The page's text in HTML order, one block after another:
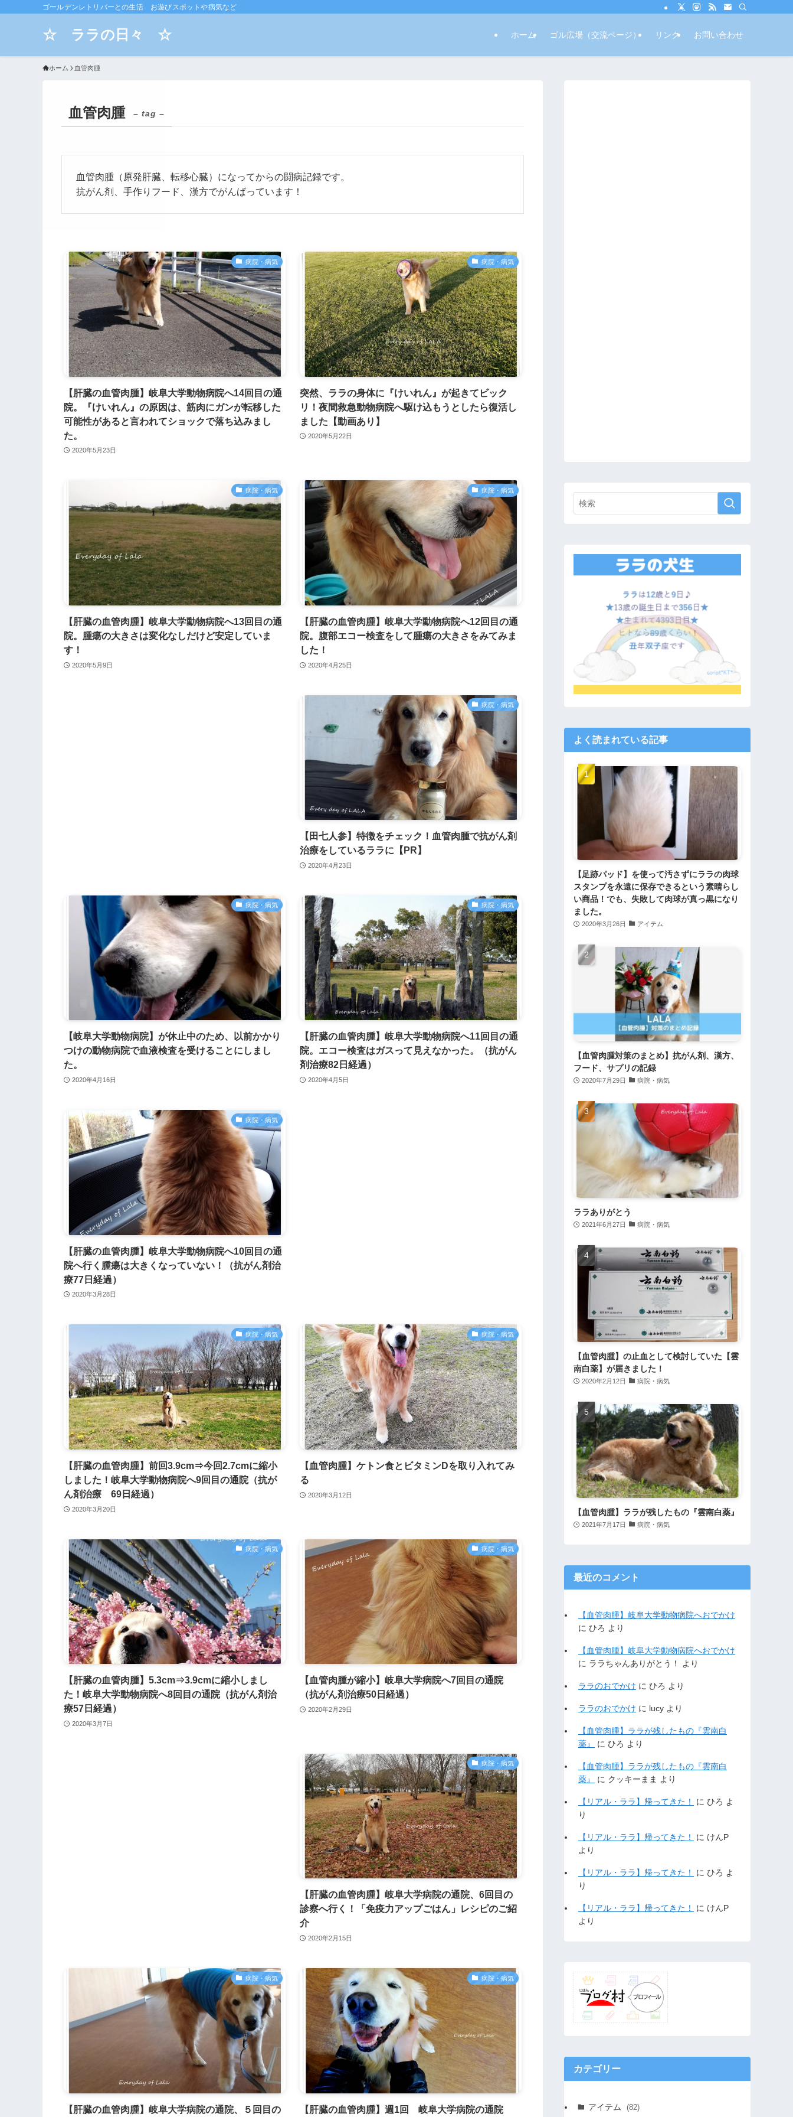
ゴールデンレトリバーとの生活 お遊びスポットや病気など
☆ ララの日々 ☆ ホーム ゴル広場（交流ページ） リンク お問い合わせ
ホーム 血管肉腫
血管肉腫 – tag –
血管肉腫（原発肝臓、転移心臓）になってからの闘病記録です。
抗がん剤、手作りフード、漢方でがんばっています！
病院・病気
【肝臓の血管肉腫】岐阜大学動物病院へ14回目の通
院。『けいれん』の原因は、筋肉にガンが転移した
可能性があると言われてショックで落ち込みまし
た。
2020年5月23日
病院・病気
突然、ララの身体に『けいれん』が起きてビック
リ！夜間救急動物病院へ駆け込もうとしたら復活し
ました【動画あり】
2020年5月22日
病院・病気
【肝臓の血管肉腫】岐阜大学動物病院へ13回目の通
院。腫瘍の大きさは変化なしだけど安定していま
す！
2020年5月9日
病院・病気
【肝臓の血管肉腫】岐阜大学動物病院へ12回目の通
院。腹部エコー検査をして腫瘍の大きさをみてみま
した！
2020年4月25日
病院・病気
【田七人参】特徴をチェック！血管肉腫で抗がん剤
治療をしているララに【PR】
2020年4月23日
病院・病気
【岐阜大学動物病院】が休止中のため、以前かかり
つけの動物病院で血液検査を受けることにしまし
た。
2020年4月16日
病院・病気
【肝臓の血管肉腫】岐阜大学動物病院へ11回目の通
院。エコー検査はガスって見えなかった。（抗がん
剤治療82日経過）
2020年4月5日
病院・病気
【肝臓の血管肉腫】岐阜大学動物病院へ10回目の通
院へ行く腫瘍は大きくなっていない！（抗がん剤治
療77日経過）
2020年3月28日
病院・病気
【肝臓の血管肉腫】前回3.9cm⇒今回2.7cmに縮小
しました！岐阜大学動物病院へ9回目の通院（抗が
ん剤治療 69日経過）
2020年3月20日
病院・病気
【血管肉腫】ケトン食とビタミンDを取り入れてみ
る
2020年3月12日
病院・病気
【肝臓の血管肉腫】5.3cm⇒3.9cmに縮小しまし
た！岐阜大学動物病院へ8回目の通院（抗がん剤治
療57日経過）
2020年3月7日
病院・病気
【血管肉腫が縮小】岐阜大学病院へ7回目の通院
（抗がん剤治療50日経過）
2020年2月29日
病院・病気
【肝臓の血管肉腫】岐阜大学病院の通院、6回目の
診察へ行く！「免疫力アップごはん」レシピのご紹
介
2020年2月15日
病院・病気
【肝臓の血管肉腫】岐阜大学病院の通院、５回目の
病院・病気
【肝臓の血管肉腫】週1回 岐阜大学病院の通院
よく読まれている記事
【足跡パッド】を使って汚さずにララの肉球
スタンプを永遠に保存できるという素晴らし
い商品！でも、失敗して肉球が真っ黒になり
ました。
2020年3月26日 アイテム
【血管肉腫対策のまとめ】抗がん剤、漢方、
フード、サプリの記録
2020年7月29日 病院・病気
ララありがとう
2021年6月27日 病院・病気
【血管肉腫】の止血として検討していた【雲
南白薬】が届きました！
2020年2月12日 病院・病気
【血管肉腫】ララが残したもの『雲南白薬』
2021年7月17日 病院・病気
最近のコメント
【血管肉腫】岐阜大学動物病院へおでかけ
に ひろ より
【血管肉腫】岐阜大学動物病院へおでかけ
に ララちゃんありがとう！ より
ララのおでかけ に ひろ より
ララのおでかけ に lucy より
【血管肉腫】ララが残したもの『雲南白
薬』
に ひろ より
【血管肉腫】ララが残したもの『雲南白
薬』
に クッキーまま より
【リアル・ララ】帰ってきた！ に ひろ よ
り
【リアル・ララ】帰ってきた！ に けんP
より
【リアル・ララ】帰ってきた！ に ひろ よ
り
【リアル・ララ】帰ってきた！ に けんP
より
カテゴリー
アイテム (82)